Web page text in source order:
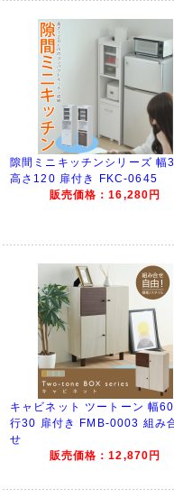
隙間ミニキッチンシリーズ 幅
高さ120 扉付き FKC-0645
販売価格：16,280円
キャビネット ツートーン 幅
行30 扉付き FMB-0003 組み
せ
販売価格：12,870円